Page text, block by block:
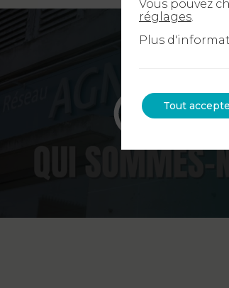
Vous pouvez
réglages
Plus
Tout